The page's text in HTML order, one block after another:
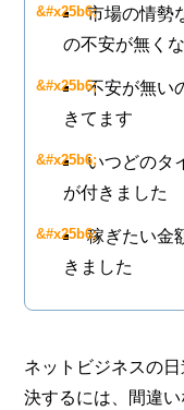
市場の情勢
の不安が無く
不安が無い
きてます
いつどのタ
が付きました
稼ぎたい金
きました
ネットビジネスの
決するには、間違い